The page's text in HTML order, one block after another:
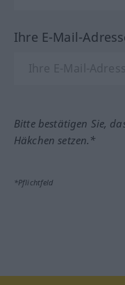
Ihre E-Mail-
Bitte bestätigen Sie,
Häkchen setzen.*
*Pflichtfeld